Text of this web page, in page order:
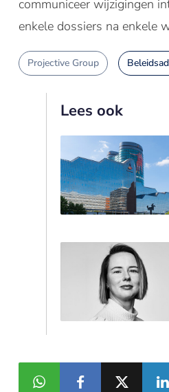
communiceer wijzigingen
enkele dossiers na enkele
Projective Group
Lees ook